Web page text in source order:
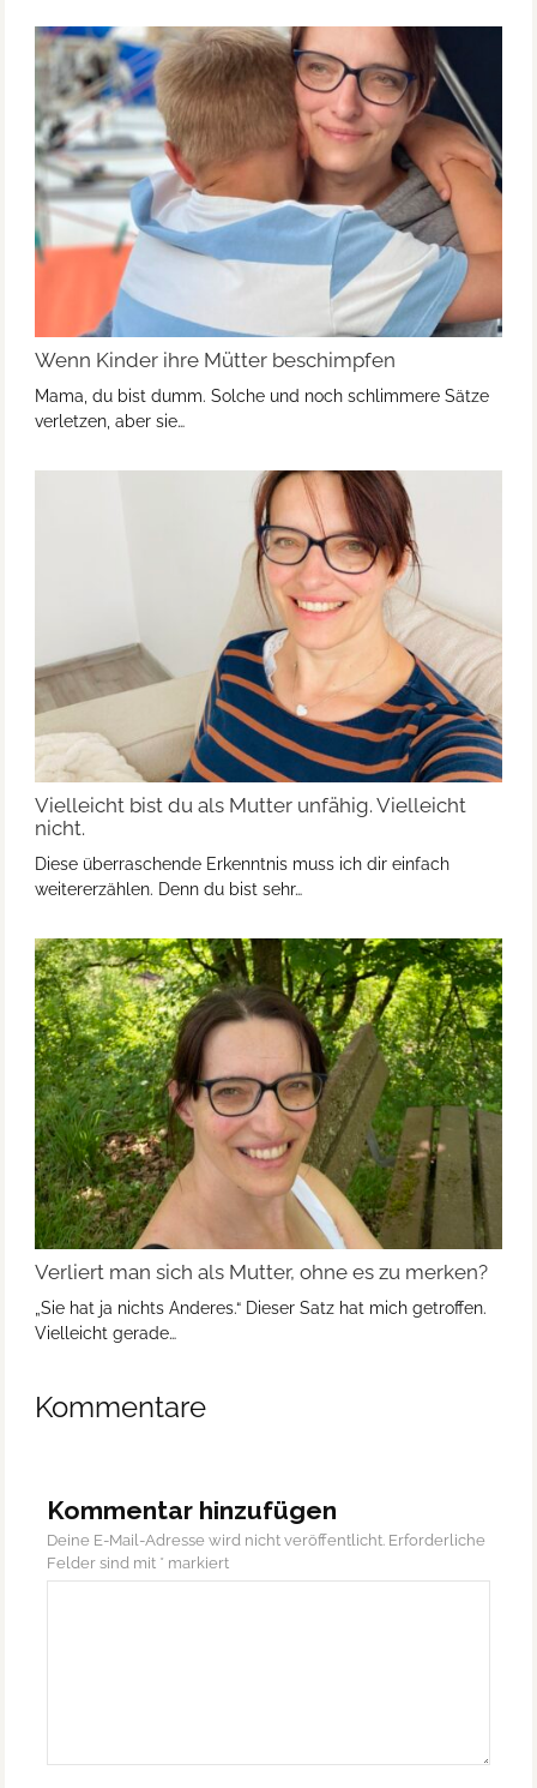
Wenn Kinder ihre Mütter beschimpfen
Mama, du bist dumm. Solche und noch schlimmere Sätze
verletzen, aber sie…
Vielleicht bist du als Mutter unfähig. Vielleicht
nicht.
Diese überraschende Erkenntnis muss ich dir einfach
weitererzählen. Denn du bist sehr…
Verliert man sich als Mutter, ohne es zu merken?
„Sie hat ja nichts Anderes.“ Dieser Satz hat mich getroffen.
Vielleicht gerade…
Kommentare
Kommentar hinzufügen
Deine E-Mail-Adresse wird nicht veröffentlicht. Erforderliche
Felder sind mit * markiert